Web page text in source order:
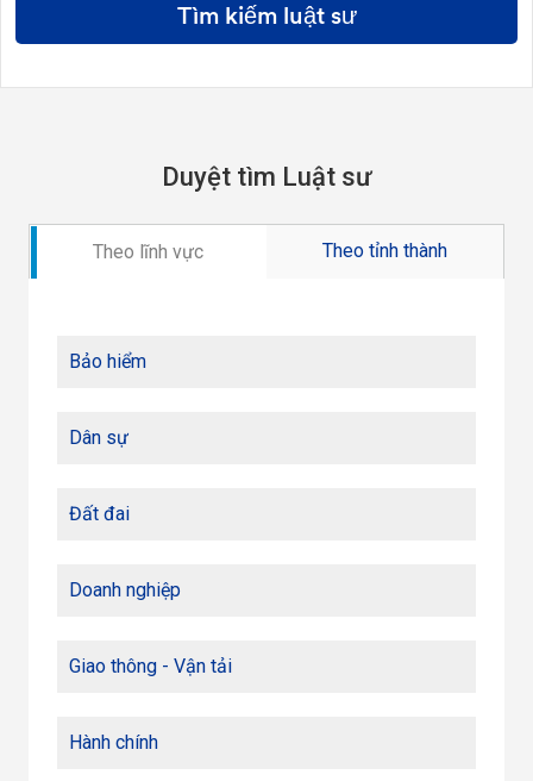
Tìm kiếm luật sư
Duyệt tìm Luật sư
Theo lĩnh vực Theo tỉnh thành
Bảo hiểm
Dân sự
Đất đai
Doanh nghiệp
Giao thông - Vận tải
Hành chính